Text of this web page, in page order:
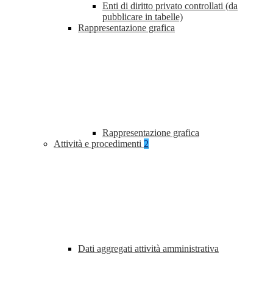
Enti di diritto privato controllati (da
pubblicare in tabelle)
Rappresentazione grafica
Rappresentazione grafica
Attività e procedimenti 2
Dati aggregati attività amministrativa